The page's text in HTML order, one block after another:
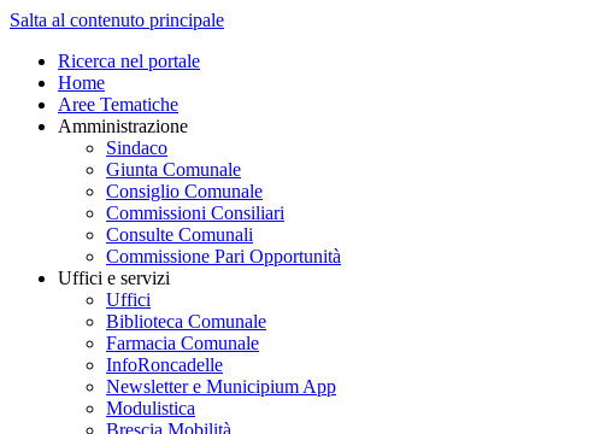
Salta al contenuto principale
Ricerca nel portale
Home
Aree Tematiche
Amministrazione
Sindaco
Giunta Comunale
Consiglio Comunale
Commissioni Consiliari
Consulte Comunali
Commissione Pari Opportunità
Uffici e servizi
Uffici
Biblioteca Comunale
Farmacia Comunale
InfoRoncadelle
Newsletter e Municipium App
Modulistica
Brescia Mobilità